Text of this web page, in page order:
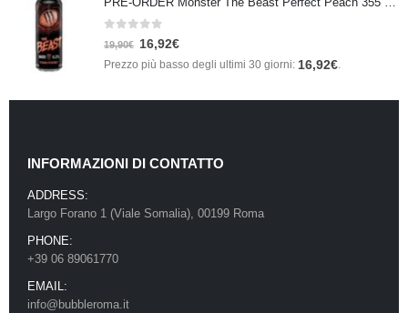
Su 5
19,90€ 16,92€
Prezzo più basso degli ultimi 30 giorni: 16,92€.
INFORMAZIONI DI CONTATTO
ADDRESS:
Largo Forano 1 (Viale Somalia), 00199 Roma
PHONE:
+39 06 89061770
EMAIL:
info@bubbleroma.it